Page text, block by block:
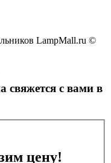
LampMall.ru ©
свяжется с вами в
цену!